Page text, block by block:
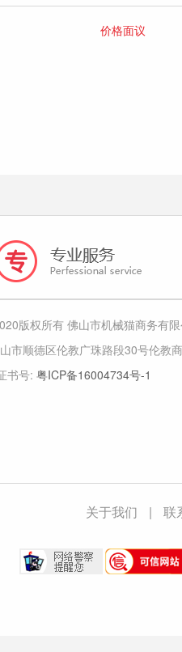
价格面议
版权所有 佛山市机械猫商务有限
市顺德区伦教广珠路段30号伦教
书号: 粤ICP备16004734号-1
关于我们 | 联